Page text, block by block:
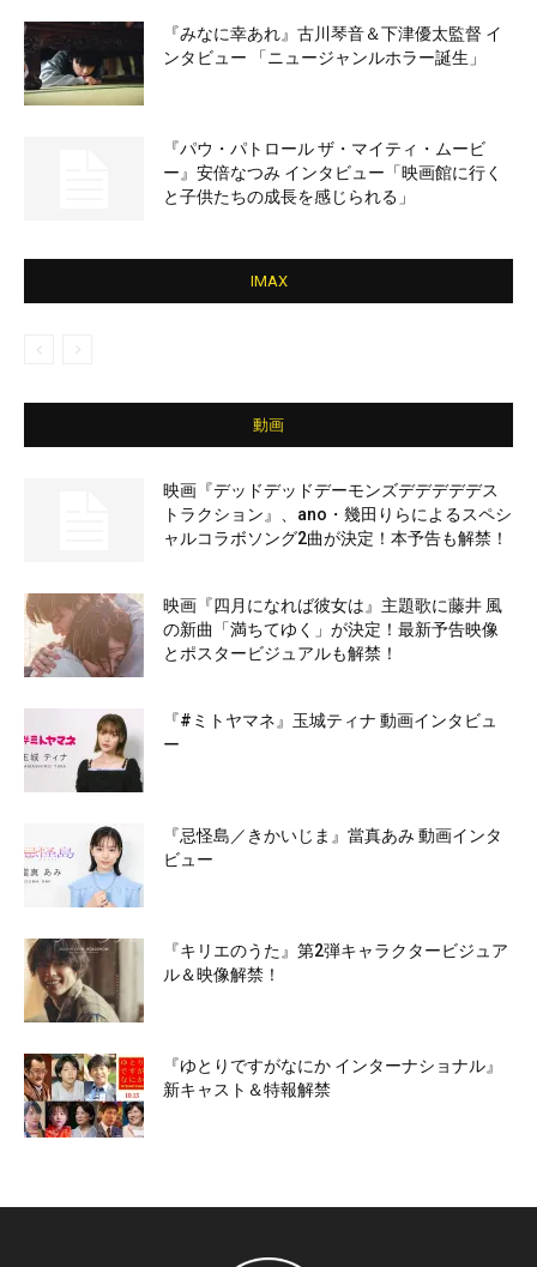
『みなに幸あれ』古川琴音＆下津優太監督 イ
ンタビュー 「ニュージャンルホラー誕生」
『パウ・パトロール ザ・マイティ・ムービ
ー』安倍なつみ インタビュー「映画館に行く
と子供たちの成長を感じられる」
IMAX
動画
映画『デッドデッドデーモンズデデデデデス
トラクション』、ano・幾田りらによるスペシ
ャルコラボソング2曲が決定！本予告も解禁！
映画『四月になれば彼女は』主題歌に藤井 風
の新曲「満ちてゆく」が決定！最新予告映像
とポスタービジュアルも解禁！
『#ミトヤマネ』玉城ティナ 動画インタビュ
ー
『忌怪島／きかいじま』當真あみ 動画インタ
ビュー
『キリエのうた』第2弾キャラクタービジュア
ル＆映像解禁！
『ゆとりですがなにか インターナショナル』
新キャスト＆特報解禁